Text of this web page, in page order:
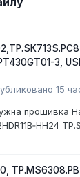
3,
15
прошивка